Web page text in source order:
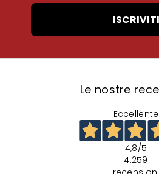
ISCRIVITI
Le nostre
Eccellente
4,8/5
4.259